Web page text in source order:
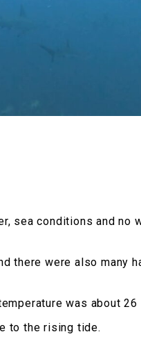
sea conditions and no
there were also many
was about
to the rising tide.